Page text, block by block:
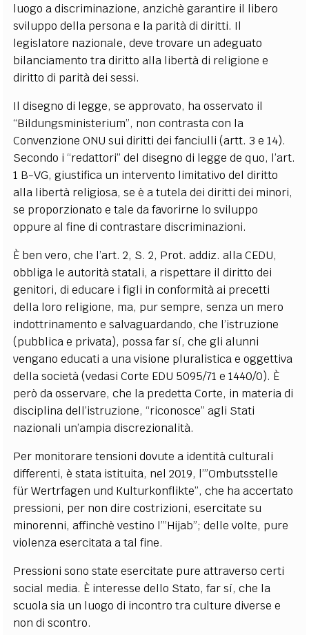
luogo a discriminazione, anzichè garantire il libero
sviluppo della persona e la parità di diritti. Il
legislatore nazionale, deve trovare un adeguato
bilanciamento tra diritto alla libertà di religione e
diritto di parità dei sessi.
Il disegno di legge, se approvato, ha osservato il
“Bildungsministerium”, non contrasta con la
Convenzione ONU sui diritti dei fanciulli (artt. 3 e 14).
Secondo i “redattori” del disegno di legge de quo, l’art.
1 B-VG, giustifica un intervento limitativo del diritto
alla libertà religiosa, se è a tutela dei diritti dei minori,
se proporzionato e tale da favorirne lo sviluppo
oppure al fine di contrastare discriminazioni.
È ben vero, che l’art. 2, S. 2, Prot. addiz. alla CEDU,
obbliga le autorità statali, a rispettare il diritto dei
genitori, di educare i figli in conformità ai precetti
della loro religione, ma, pur sempre, senza un mero
indottrinamento e salvaguardando, che l’istruzione
(pubblica e privata), possa far sí, che gli alunni
vengano educati a una visione pluralistica e oggettiva
della società (vedasi Corte EDU 5095/71 e 1440/0). È
però da osservare, che la predetta Corte, in materia di
disciplina dell’istruzione, “riconosce” agli Stati
nazionali un’ampia discrezionalità.
Per monitorare tensioni dovute a identità culturali
differenti, è stata istituita, nel 2019, l’”Ombutsstelle
für Wertrfagen und Kulturkonflikte”, che ha accertato
pressioni, per non dire costrizioni, esercitate su
minorenni, affinchè vestino l’”Hijab”; delle volte, pure
violenza esercitata a tal fine.
Pressioni sono state esercitate pure attraverso certi
social media. È interesse dello Stato, far sí, che la
scuola sia un luogo di incontro tra culture diverse e
non di scontro.